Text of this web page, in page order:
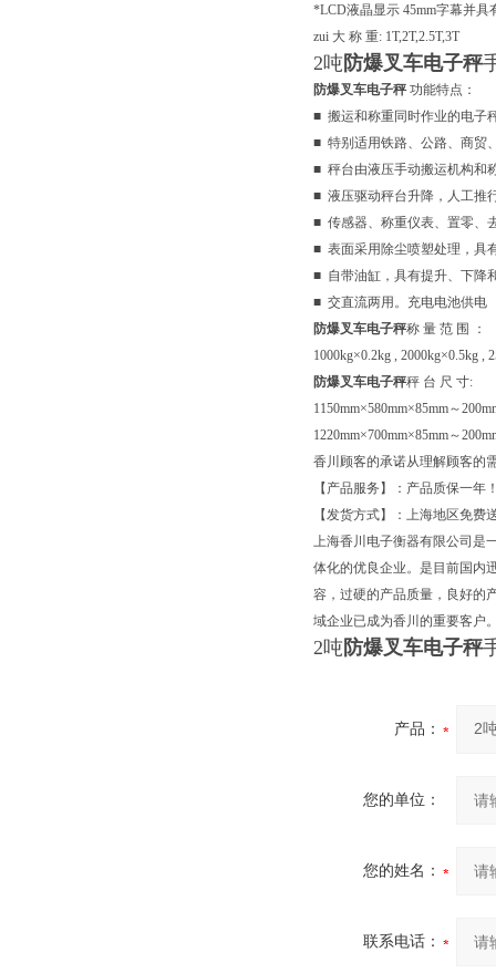
*LCD液晶显示 45mm字幕并具
zui 大 称 重: 1T,2T,2.5T,3T
2吨 防爆叉车电子秤
防爆叉车电子秤功能特点：
■ 搬运和称重同时作业的电子
■ 特别适用铁路、公路、商贸
■ 秤台由液压手动搬运机构和
■ 液压驱动秤台升降，人工推
■ 传感器、称重仪表、置零、
■ 表面采用除尘喷塑处理，具
■ 自带油缸，具有提升、下
■ 交直流两用。充电电池供电
防爆叉车电子秤称 量 范 围 ：
1000kg×0.2kg , 2000kg×0.5kg ,
防爆叉车电子秤秤 台 尺 寸:
1150mm×580mm×85mm～
1220mm×700mm×85mm～
香川顾客的承诺从理解顾客的
【产品服务】：产品质保一
【发货方式】：上海地区免
上海香川电子衡器有限公司是
体化的优良企业。是目前国内
容，过硬的产品质量，良好的
域企业已成为香川的重要客户
2吨 防爆叉车电子秤
产品：
您的单位：
您的姓名：
联系电话：